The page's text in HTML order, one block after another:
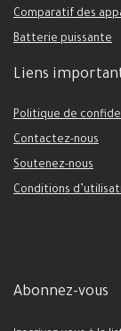
Comparatif des
Batterie puissante
Liens
Politique de
Contactez-nous
Soutenez-nous
Conditions
Abonnez-vous